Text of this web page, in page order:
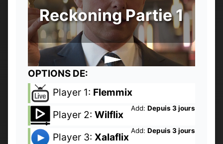
Reckoning Partie 1
OPTIONS DE:
Player 1: Flemmix
Add: Depuis 3 jours
Player 2: Wilflix
Add: Depuis 3 jours
Player 3: Xalaflix